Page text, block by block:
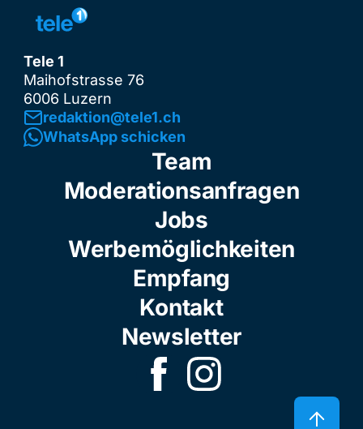
Tele 1
Maihofstrasse 76
6006 Luzern
redaktion@tele1.ch
WhatsApp schicken
Team
Moderationsanfragen
Jobs
Werbemöglichkeiten
Empfang
Kontakt
Newsletter